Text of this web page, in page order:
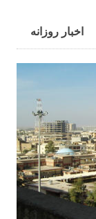
اخبار روزانه